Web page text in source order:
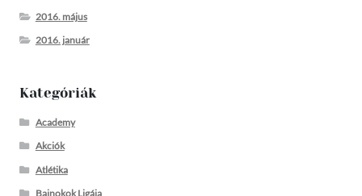
2016. május
2016. január
Kategóriák
Academy
Akciók
Atlétika
Bajnokok Ligája